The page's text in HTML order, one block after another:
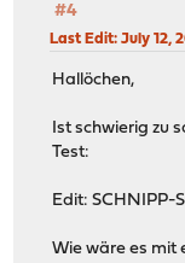
#4
Last Edit: July 12,
Hallöchen,
Ist schwierig zu
Test:
Edit: SCHNIPP-
Wie wäre es mit